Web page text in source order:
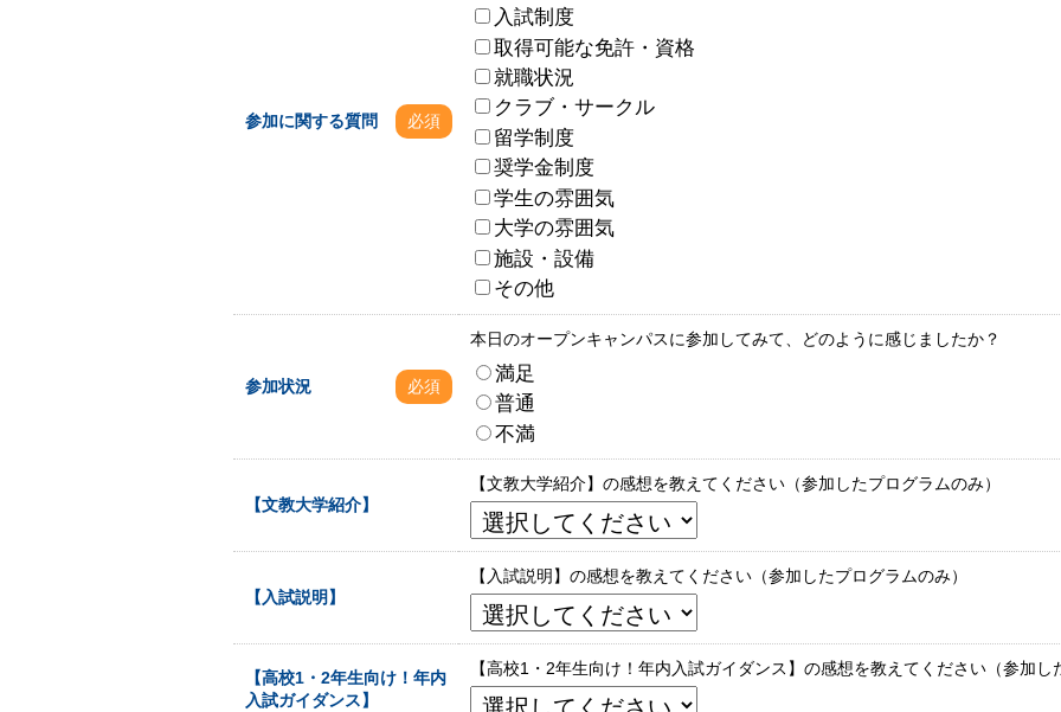
参加に関する質問 必須
入試制度
取得可能な免許・資格
就職状況
クラブ・サークル
留学制度
奨学金制度
学生の雰囲気
大学の雰囲気
施設・設備
その他
参加状況 必須
本日のオープンキャンパスに参加してみて、どのように感じましたか？
満足
普通
不満
【文教大学紹介】
【文教大学紹介】の感想を教えてください（参加したプログラムのみ）
【入試説明】
【入試説明】の感想を教えてください（参加したプログラムのみ）
【高校1・2年生向け！年内
入試ガイダンス】
【高校1・2年生向け！年内入試ガイダンス】の感想を教えてください（参加し